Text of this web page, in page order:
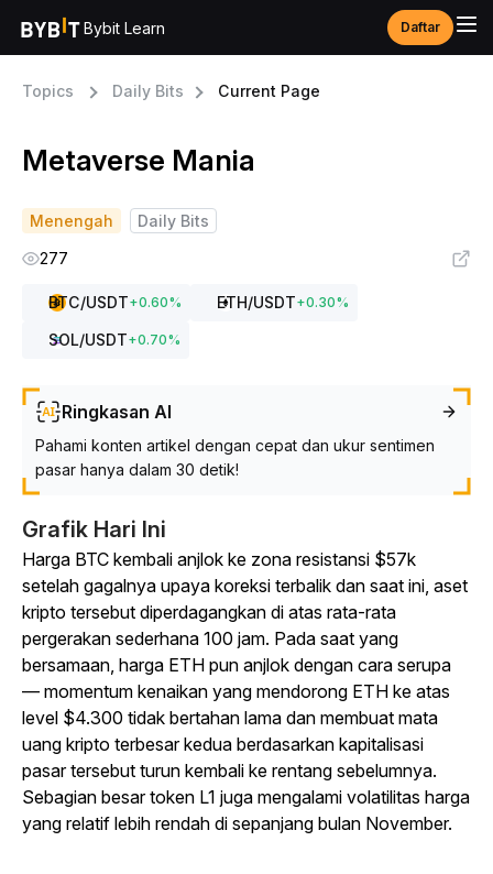
Bybit Learn Daftar
Topics Daily Bits Current Page
Metaverse Mania
Menengah
Daily Bits
277
BTC/USDT+0.60% ETH/USDT+0.30%
SOL/USDT+0.70%
Ringkasan AI
Pahami konten artikel dengan cepat dan ukur sentimen
pasar hanya dalam 30 detik!
Grafik Hari Ini
Harga BTC kembali anjlok ke zona resistansi $57k
setelah gagalnya upaya koreksi terbalik dan saat ini, aset
kripto tersebut diperdagangkan di atas rata-rata
pergerakan sederhana 100 jam. Pada saat yang
bersamaan, harga ETH pun anjlok dengan cara serupa
— momentum kenaikan yang mendorong ETH ke atas
level $4.300 tidak bertahan lama dan membuat mata
uang kripto terbesar kedua berdasarkan kapitalisasi
pasar tersebut turun kembali ke rentang sebelumnya.
Sebagian besar token L1 juga mengalami volatilitas harga
yang relatif lebih rendah di sepanjang bulan November.